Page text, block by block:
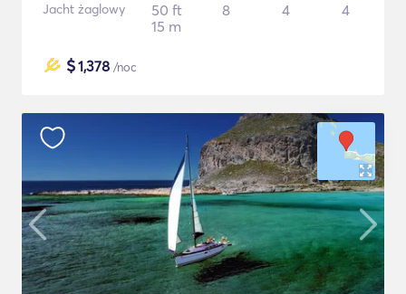
Jacht żaglowy
50 ft
15 m
8 4 4
$1,378 /noc